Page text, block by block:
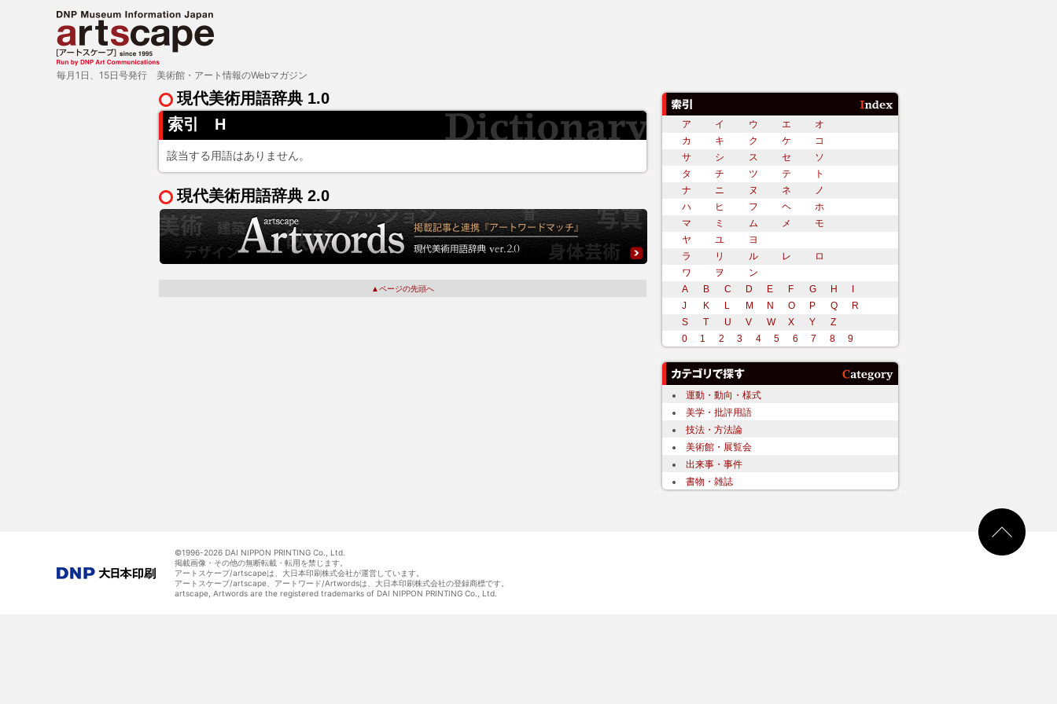
現代美術用語辞典 1.0
索引 H
該当する用語はありません。
現代美術用語辞典 2.0
▲ページの先頭へ
ア イ ウ エ
オ
カ
キ ク ケ
コ
サ
シ ス セ
ソ
タ
チ ツ テ
ト
ナ
ニ ヌ ネ
ノ
ハ
ヒ フ ヘ
ホ
マ
ミ ム メ
モ
ヤ
ユ
ヨ
ラ
リ ル レ
ロ
ワ
ヲ
ン
A
B C D E F G H
I
J
K L M N O P Q
R
S
T U V W X Y
Z
0
1 2 3 4 5 6 7 8 9
運動・動向・様式
美学・批評用語
技法・方法論
美術館・展覧会
出来事・事件
書物・雑誌
©1996-2026 DAI NIPPON PRINTING Co., Ltd.
掲載画像・その他の無断転載・転用を禁じます。
アートスケープ/artscapeは、大日本印刷株式会社が運営しています。
アートスケープ/artscape、アートワード/Artwordsは、大日本印刷株式会社の登録商標です。
artscape, Artwords are the registered trademarks of DAI NIPPON PRINTING Co., Ltd.
毎月1日、15日号発行 美術館・アート情報のWebマガジン